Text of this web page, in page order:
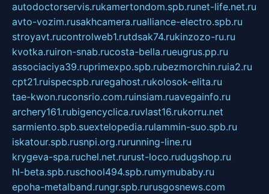
autodoctorservis.rukamertondom.spb.runet-life.net.ru
avto-vozim.rusakhcamera.rualliance-electro.spb.ru
stroyavt.rucontrolweb1.rutdsak74.rukinzozo-ru.ru
kvotka.ruiron-snab.rucosta-bella.rueugrus.pp.ru
associaciya39.ruprimexpo.spb.rubezmorchin.ruia2.ru
cpt21.ruispecspb.ruregahost.rukolosok-elita.ru
tae-kwon.ruconsrio.com.ruinsiam.ruavegainfo.ru
archery161.rubigencyclica.ruvlast16.rukorru.net
sarmiento.spb.suextelopedia.rulammin-suo.spb.ru
iskatour.spb.rusnpi.org.rurunning-line.ru
krygeva-spa.ruchel.net.rurust-loco.rudugshop.ru
hl-beta.spb.ruschool494.spb.rumymubaby.ru
epoha-metalband.rungr.spb.rurusgosnews.com